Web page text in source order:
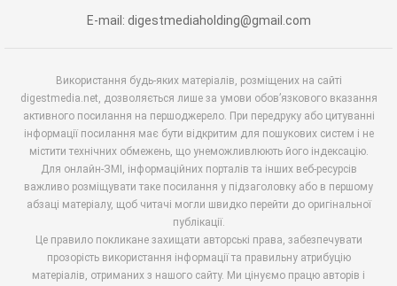
E-mail: digestmediaholding@gmail.com
Використання будь-яких матеріалів, розміщених на сайті
digestmedia.net, дозволяється лише за умови обов’язкового вказання
активного посилання на першоджерело. При передруку або цитуванні
інформації посилання має бути відкритим для пошукових систем і не
містити технічних обмежень, що унеможливлюють його індексацію.
Для онлайн-ЗМІ, інформаційних порталів та інших веб-ресурсів
важливо розміщувати таке посилання у підзаголовку або в першому
абзаці матеріалу, щоб читачі могли швидко перейти до оригінальної
публікації.
Це правило покликане захищати авторські права, забезпечувати
прозорість використання інформації та правильну атрибуцію
матеріалів, отриманих з нашого сайту. Ми цінуємо працю авторів і